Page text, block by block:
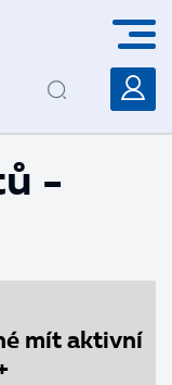
-
mít aktivní